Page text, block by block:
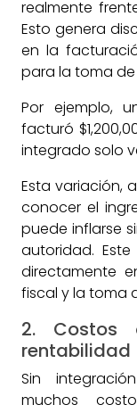
realmente
Esto genera
en la
para la toma de
Por ejemplo,
facturó
integrado solo
Esta variación,
conocer el
puede inflarse
autoridad.
directamente
fiscal y la toma
2. Costos
rentabilidad
Sin
muchos